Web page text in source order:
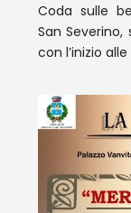
Coda sulle
San Severino,
con l’inizio alle